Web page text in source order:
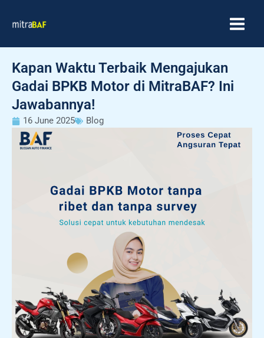
Kapan Waktu Terbaik Mengajukan
Gadai BPKB Motor di MitraBAF? Ini
Jawabannya!
16 June 2025 Blog